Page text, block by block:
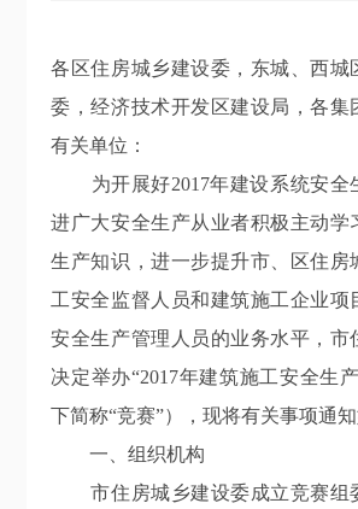
各区住房城乡建设委，东城、西城
委，经济技术开发区建设局，各集
有关单位：
为开展好2017年建设系统安全
进广大安全生产从业者积极主动学
生产知识，进一步提升市、区住房
工安全监督人员和建筑施工企业项
安全生产管理人员的业务水平，市
决定举办“2017年建筑施工安全生
下简称“竞赛”），现将有关事项通知
一、组织机构
市住房城乡建设委成立竞赛组